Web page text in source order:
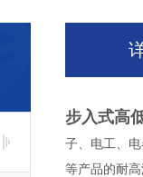
步入式高
子、电工、
等产品的耐高